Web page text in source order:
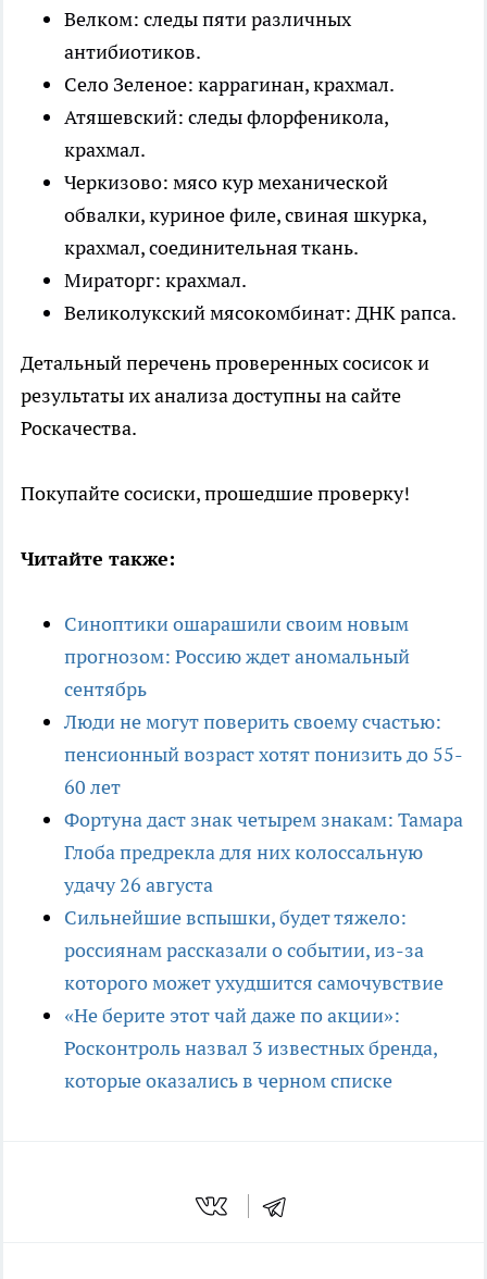
Велком: следы пяти различных
антибиотиков.
Село Зеленое: каррагинан, крахмал.
Атяшевский: следы флорфеникола,
крахмал.
Черкизово: мясо кур механической
обвалки, куриное филе, свиная шкурка,
крахмал, соединительная ткань.
Мираторг: крахмал.
Великолукский мясокомбинат: ДНК рапса.
Детальный перечень проверенных сосисок и
результаты их анализа доступны на сайте
Роскачества.
Покупайте сосиски, прошедшие проверку!
Читайте также:
Синоптики ошарашили своим новым
прогнозом: Россию ждет аномальный
сентябрь
Люди не могут поверить своему счастью:
пенсионный возраст хотят понизить до 55-
60 лет
Фортуна даст знак четырем знакам: Тамара
Глоба предрекла для них колоссальную
удачу 26 августа
Сильнейшие вспышки, будет тяжело:
россиянам рассказали о событии, из-за
которого может ухудшится самочувствие
«Не берите этот чай даже по акции»:
Росконтроль назвал 3 известных бренда,
которые оказались в черном списке